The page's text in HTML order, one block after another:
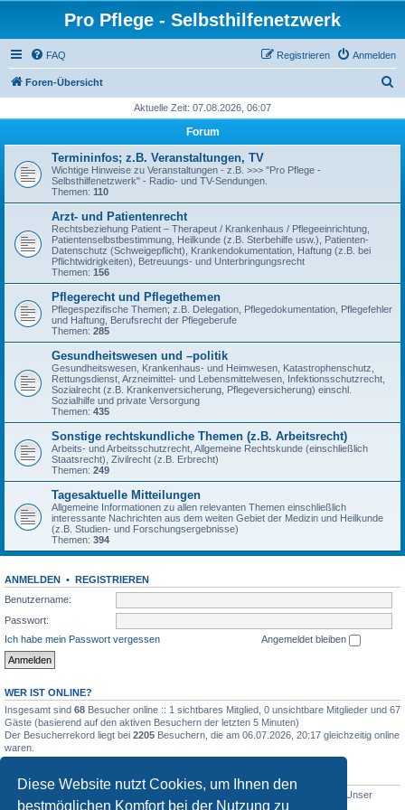
Diese Website nutzt Cookies, um Ihnen den
bestmöglichen Komfort bei der Nutzung zu
Pro Pflege - Selbsthilfenetzwerk
FAQ Anmelden
Registrieren
Foren-Übersicht
h
Aktuelle Zeit: 07.08.2026, 06:07
Forum
Termininfos; z.B. Veranstaltungen, TV
Wichtige Hinweise zu Veranstaltungen - z.B. >>> "Pro Pflege -
Selbsthilfenetzwerk" - Radio- und TV-Sendungen.
Themen: 110
Arzt- und Patientenrecht
Rechtsbeziehung Patient – Therapeut / Krankenhaus / Pflegeeinrichtung,
Patientenselbstbestimmung, Heilkunde (z.B. Sterbehilfe usw.), Patienten-
Datenschutz (Schweigepflicht), Krankendokumentation, Haftung (z.B. bei
Pflichtwidrigkeiten), Betreuungs- und Unterbringungsrecht
Themen: 156
Pflegerecht und Pflegethemen
Pflegespezifische Themen; z.B. Delegation, Pflegedokumentation, Pflegefehler
und Haftung, Berufsrecht der Pflegeberufe
Themen: 285
Gesundheitswesen und –politik
Gesundheitswesen, Krankenhaus- und Heimwesen, Katastrophenschutz,
Rettungsdienst, Arzneimittel- und Lebensmittelwesen, Infektionsschutzrecht,
Sozialrecht (z.B. Krankenversicherung, Pflegeversicherung) einschl.
Sozialhilfe und private Versorgung
Themen: 435
Sonstige rechtskundliche Themen (z.B. Arbeitsrecht)
Arbeits- und Arbeitsschutzrecht, Allgemeine Rechtskunde (einschließlich
Staatsrecht), Zivilrecht (z.B. Erbrecht)
Themen: 249
Tagesaktuelle Mitteilungen
Allgemeine Informationen zu allen relevanten Themen einschließlich
interessante Nachrichten aus dem weiten Gebiet der Medizin und Heilkunde
(z.B. Studien- und Forschungsergebnisse)
Themen: 394
ANMELDEN • REGISTRIEREN
Benutzername:
Passwort:
Ich habe mein Passwort vergessen
Angemeldet bleiben
WER IST ONLINE?
Insgesamt sind 68 Besucher online :: 1 sichtbares Mitglied, 0 unsichtbare Mitglieder und 67
Gäste (basierend auf den aktiven Besuchern der letzten 5 Minuten)
Der Besucherrekord liegt bei 2205 Besuchern, die am 06.07.2026, 20:17 gleichzeitig online
waren.
STATISTIK
• Themen insgesamt
• Unser
neuestes Mitglied:WernerSchell